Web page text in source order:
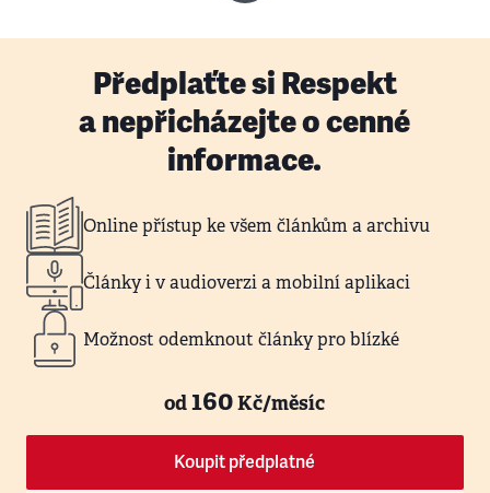
Předplaťte si Respekt
a nepřicházejte o cenné
informace.
Online přístup ke všem článkům a archivu
Články i v audioverzi a mobilní aplikaci
Možnost odemknout články pro blízké
od160Kč/měsíc
Koupit předplatné